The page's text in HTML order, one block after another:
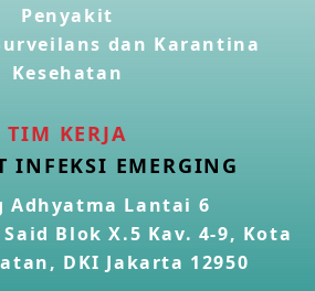
Penyakit
dan Karantina
Kesehatan
TIM KERJA
INFEKSI EMERGING
Adhyatma Lantai 6
Blok X.5 Kav. 4-9, Kota
DKI Jakarta 12950